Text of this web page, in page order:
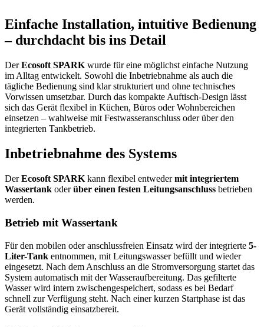
Einfache Installation, intuitive Bedienung
– durchdacht bis ins Detail
DerEcosoft SPARK wurde für eine möglichst einfache Nutzung
im Alltag entwickelt. Sowohl die Inbetriebnahme als auch die
tägliche Bedienung sind klar strukturiert und ohne technisches
Vorwissen umsetzbar. Durch das kompakte Auftisch-Design lässt
sich das Gerät flexibel in Küchen, Büros oder Wohnbereichen
einsetzen – wahlweise mit Festwasseranschluss oder über den
integrierten Tankbetrieb.
Inbetriebnahme des Systems
DerEcosoft SPARK kann flexibel entwedermit integriertem
Wassertank oderüber einen festen Leitungsanschluss betrieben
werden.
Betrieb mit Wassertank
Für den mobilen oder anschlussfreien Einsatz wird der integrierte 5-
Liter-Tank entnommen, mit Leitungswasser befüllt und wieder
eingesetzt. Nach dem Anschluss an die Stromversorgung startet das
System automatisch mit der Wasseraufbereitung. Das gefilterte
Wasser wird intern zwischengespeichert, sodass es bei Bedarf
schnell zur Verfügung steht. Nach einer kurzen Startphase ist das
Gerät vollständig einsatzbereit.